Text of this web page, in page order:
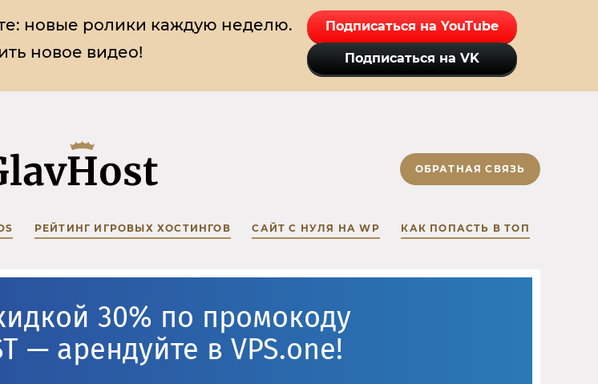
новые ролики каждую неделю.
новое видео!
Подписаться на YouTube
Подписаться на VK
ОБРАТНАЯ СВЯЗЬ
РЕЙТИНГ ИГРОВЫХ ХОСТИНГОВ САЙТ С НУЛЯ НА WP КАК ПОПАСТЬ В ТОП
30% по промокоду
— арендуйте в VPS.one!